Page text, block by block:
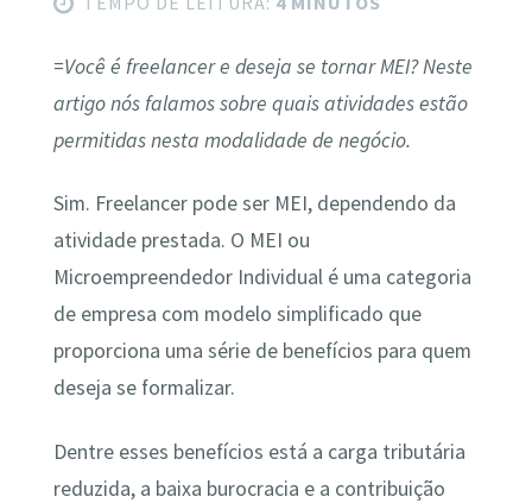
=Você é freelancer e deseja se tornar MEI? Neste
artigo nós falamos sobre quais atividades estão
permitidas nesta modalidade de negócio.
Sim. Freelancer pode ser MEI, dependendo da
atividade prestada. O MEI ou
Microempreendedor Individual é uma categoria
de empresa com modelo simplificado que
proporciona uma série de benefícios para quem
deseja se formalizar.
Dentre esses benefícios está a carga tributária
reduzida, a baixa burocracia e a contribuição